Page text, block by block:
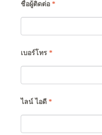
ชื่อผู้ติดต่อ *
เบอร์โทร *
ไลน์ ไอดี *